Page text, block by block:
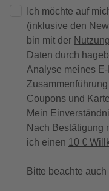
Ich möchte auf
(inklusive den
bin mit der
Daten durch
Analyse meines
Coupons und
Mein
Nach Bestätigung
ich einen 10 €
Bitte beachte auch